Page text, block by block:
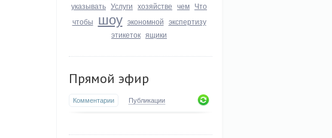
указывать Услуги хозяйстве чем Что
чтобы шоу экономной экспертизу
этикеток ящики
Прямой эфир
Комментарии Публикации